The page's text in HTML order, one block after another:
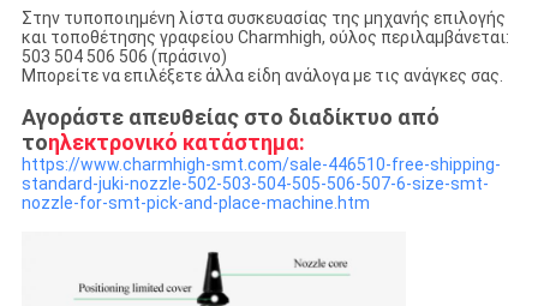
Στην τυποποιημένη λίστα συσκευασίας της μηχανής επιλογής
και τοποθέτησης γραφείου Charmhigh, ούλος περιλαμβάνεται:
503 504 506 506 (πράσινο)
Μπορείτε να επιλέξετε άλλα είδη ανάλογα με τις ανάγκες σας.
Αγοράστε απευθείας στο διαδίκτυο από
τοηλεκτρονικό κατάστημα:
https://www.charmhigh-smt.com/sale-446510-free-shipping-
standard-juki-nozzle-502-503-504-505-506-507-6-size-smt-
nozzle-for-smt-pick-and-place-machine.htm